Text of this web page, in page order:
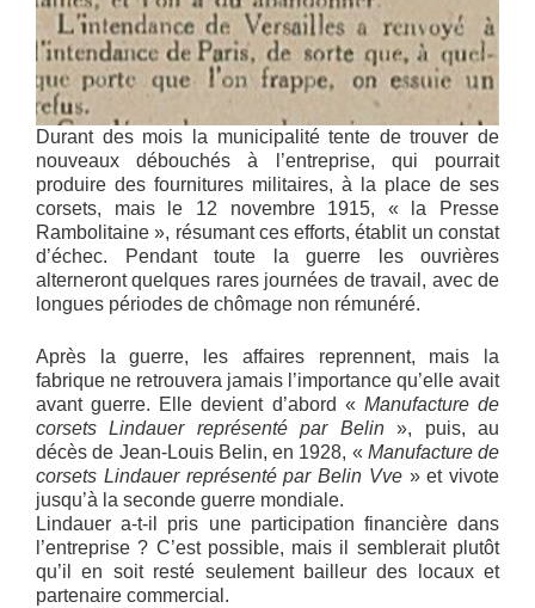
Durant des mois la municipalité tente de trouver de
nouveaux débouchés à l’entreprise, qui pourrait
produire des fournitures militaires, à la place de ses
corsets, mais le 12 novembre 1915, « la Presse
Rambolitaine », résumant ces efforts, établit un constat
d’échec. Pendant toute la guerre les ouvrières
alterneront quelques rares journées de travail, avec de
longues périodes de chômage non rémunéré.
Après la guerre, les affaires reprennent, mais la
fabrique ne retrouvera jamais l’importance qu’elle avait
avant guerre. Elle devient d’abord « Manufacture de
corsets Lindauer représenté par Belin», puis, au
décès de Jean-Louis Belin, en 1928, « Manufacture de
corsets Lindauer représenté par Belin Vve » et vivote
jusqu’à la seconde guerre mondiale.
Lindauer a-t-il pris une participation financière dans
l’entreprise ? C’est possible, mais il semblerait plutôt
qu’il en soit resté seulement bailleur des locaux et
partenaire commercial.